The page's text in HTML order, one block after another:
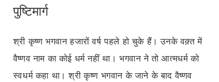
पुष्टिमार्ग
श्री कृष्ण भगवान हजारों वर्ष पहले हो चुके हैं। उनके वक़्त में
वैष्णव नाम का कोई धर्म नहीं था। भगवान ने तो आत्मधर्म को
स्वधर्म कहा था। श्री कृष्ण भगवान के जाने के बाद वैष्णव